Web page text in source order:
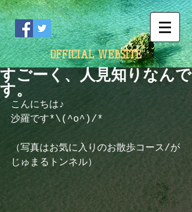
OFFICIAL WEBSITE
すごーく、人見知りなんで
す。
こんにちは♪
沙羅です*\(^o^)/*
（写真はお気に入りのお散歩コース/が
じゅまるトンネル）